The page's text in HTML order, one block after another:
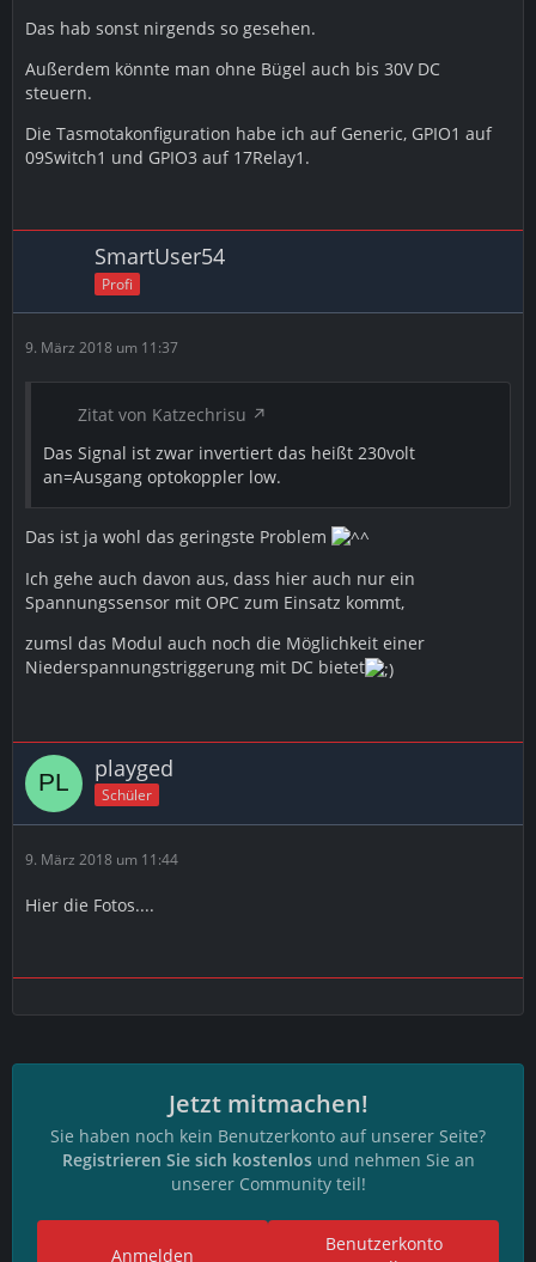
Das hab sonst nirgends so gesehen.
Außerdem könnte man ohne Bügel auch bis 30V DC
steuern.
Die Tasmotakonfiguration habe ich auf Generic, GPIO1 auf
09Switch1 und GPIO3 auf 17Relay1.
SmartUser54
Profi
9. März 2018 um 11:37
Zitat von Katzechrisu
Das Signal ist zwar invertiert das heißt 230volt
an=Ausgang optokoppler low.
Das ist ja wohl das geringste Problem
Ich gehe auch davon aus, dass hier auch nur ein
Spannungssensor mit OPC zum Einsatz kommt,
zumsl das Modul auch noch die Möglichkeit einer
Niederspannungstriggerung mit DC bietet
playged
Schüler
9. März 2018 um 11:44
Hier die Fotos....
Jetzt mitmachen!
Sie haben noch kein Benutzerkonto auf unserer Seite?
Registrieren Sie sich kostenlosund nehmen Sie an
unserer Community teil!
Benutzerkonto
Anmelden